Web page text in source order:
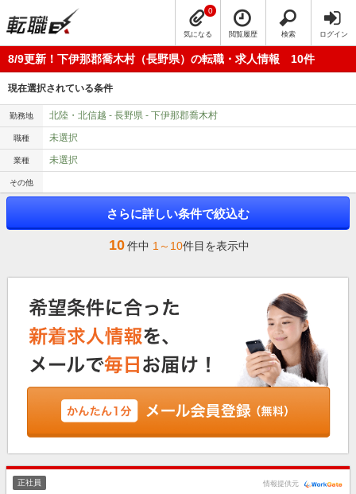
気になる
0
閲覧履歴 検索 ログイン
8/9更新！下伊那郡喬木村（長野県）の転職・求人情報 10件
現在選択されている条件
勤務地 北陸・北信越 - 長野県 - 下伊那郡喬木村
職種 未選択
業種 未選択
その他
さらに詳しい条件で絞込む
10件中 1～10件目を表示中
正社員 情報提供元